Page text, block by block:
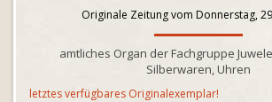
Originale Zeitung vom Donnerstag,
amtliches Organ der Fachgruppe
Silberwaren, Uhren
letztes verfügbares Originalexemplar!